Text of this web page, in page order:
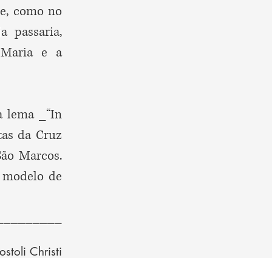
como no
passaria,
Maria e a
lema _“In
da Cruz
Marcos.
de
Christi